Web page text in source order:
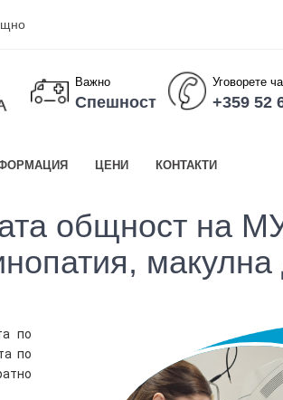
Важно
Спешност
Уговорете
+359 52
ЦЕНИ КОНТАКТИ
общност на
макулна
по
по